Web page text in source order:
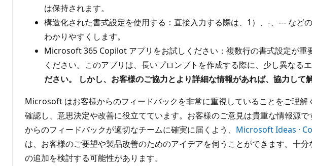
は保持されます。
構造化された書式設定を使用する：直接入力する際は、1）、-、--- など
わかりやすくします。
Microsoft 365 Copilot アプリをお試しください：複数行の書式設定が
ください。このアプリは、長いプロンプトを作成する際に、少し異なる
ださい。 しかし、お客様のご協力とより詳細な情報があれば、協力して
Microsoft はお客様からのフィードバックを非常に重視していることをご理
確認し、意思決定や改善に役立てています。お客様のご意見は貴重な情報源
からのフィードバックが適切なチームに確実に届くよう、 Microsoft Ideas ·
は、お客様のご要望や製品改善のためのアイデアを伺うことができます。十
の追加を検討する可能性があります。